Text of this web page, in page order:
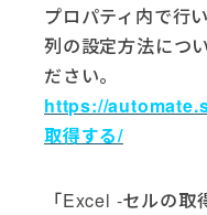
プロパティ内で行い
列の設定方法につ
ださい。
https://
取得する/
「Excel -セルの